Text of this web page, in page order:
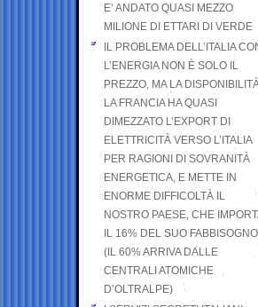
E’ ANDATO QUASI MEZZO
MILIONE DI ETTARI DI VERDE
IL PROBLEMA DELL’ITALIA
L’ENERGIA NON È SOLO IL
PREZZO, MA LA
LA FRANCIA HA QUASI
DIMEZZATO L’EXPORT DI
ELETTRICITÀ VERSO L’ITALIA
PER RAGIONI DI SOVRANITÀ
ENERGETICA, E METTE IN
ENORME DIFFICOLTÀ IL
NOSTRO PAESE, CHE
IL 16% DEL SUO FABBISOGNO
(IL 60% ARRIVA DALLE
CENTRALI ATOMICHE
D’OLTRALPE)